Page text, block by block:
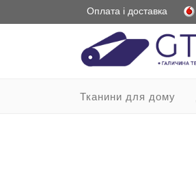
Оплата і доставка
Тканини для дому